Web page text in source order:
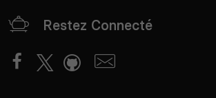
Restez Connecté